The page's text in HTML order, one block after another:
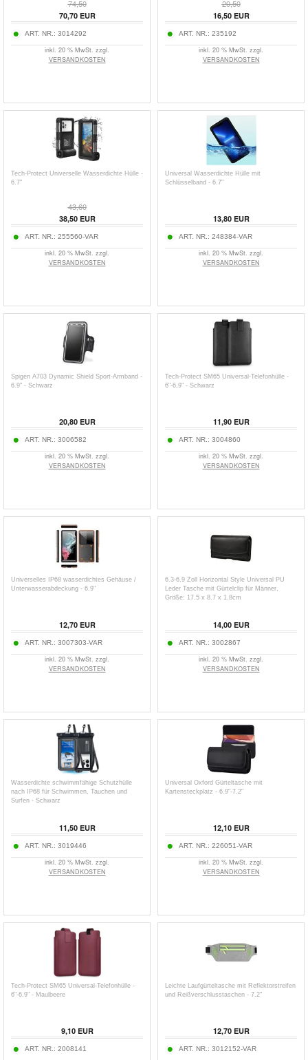
74,50
70,70EUR
ART. NR.: 3014292
inkl. 20 % MwSt. zzgl.
VERSANDKOSTEN
20,50
16,50EUR
ART. NR.: 235192
inkl. 20 % MwSt. zzgl.
VERSANDKOSTEN
Tech-Protect Universelle Wasserdichte Hülle -
6.7"
43,60
38,50EUR
ART. NR.: 255560-VAR
inkl. 20 % MwSt. zzgl.
VERSANDKOSTEN
Universal Wasserdichte Hülle mit
Schlüsselband - 6.7"
13,80EUR
ART. NR.: 248384-VAR
inkl. 20 % MwSt. zzgl.
VERSANDKOSTEN
Spigen A703 Dynamic Shield Sport-Armband -
6.9" - Schwarz
20,80EUR
ART. NR.: 3006582
inkl. 20 % MwSt. zzgl.
VERSANDKOSTEN
Tech-Protect SM65 Universal-Telefonhülle -
6"-6,9" - Schwarz
11,90EUR
ART. NR.: 3004860
inkl. 20 % MwSt. zzgl.
VERSANDKOSTEN
Universelles IP68 wasserdichtes Gehäuse /
Unterwasserabdeckung - 6.9"
12,70EUR
ART. NR.: 3007303-VAR
inkl. 20 % MwSt. zzgl.
VERSANDKOSTEN
6.3-6.9 Zoll Horizontal Style Universal PU
Leder Tasche mit Gürtelclip für Männer,
Größe: 17.5 x 8.7 x 1.8cm
14,00EUR
ART. NR.: 3002867
inkl. 20 % MwSt. zzgl.
VERSANDKOSTEN
Wasserdichte schwimmfähige Schutzhülle
nach IP68 für Schwimmen, Tauchen und
Surfen - Schwarz
11,50EUR
ART. NR.: 3019446
inkl. 20 % MwSt. zzgl.
VERSANDKOSTEN
Universal Oxford Gürteltasche mit
Kartensteckplatz - 6.9"-7.2"
12,10EUR
ART. NR.: 226051-VAR
inkl. 20 % MwSt. zzgl.
VERSANDKOSTEN
Tech-Protect SM65 Universal-Telefonhülle -
6"-6.9" - Maulbeere
9,10EUR
ART. NR.: 2008141
Leichte Laufgürteltasche mit Reflektorstreifen
und Reißverschlusstaschen - 7.2"
12,70EUR
ART. NR.: 3012152-VAR